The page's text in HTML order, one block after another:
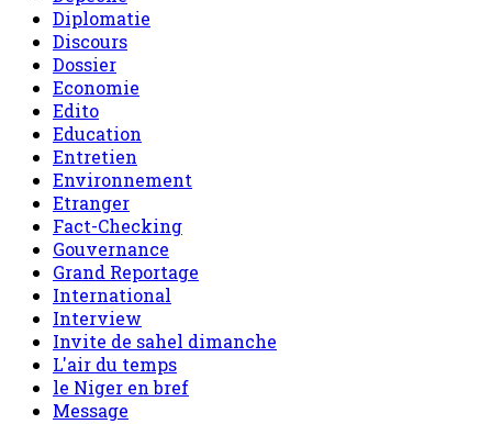
Diplomatie
Discours
Dossier
Economie
Edito
Education
Entretien
Environnement
Etranger
Fact-Checking
Gouvernance
Grand Reportage
International
Interview
Invite de sahel dimanche
L'air du temps
le Niger en bref
Message